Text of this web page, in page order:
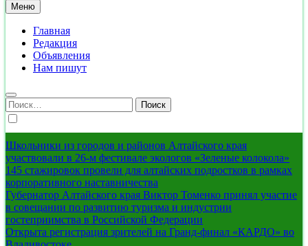
Меню
Главная
Редакция
Объявления
Нам пишут
Найти:
Школьники из городов и районов Алтайского края
участвовали в 26-м фестивале экологов «Зеленые колокола»
145 стажировок провели для алтайских подростков в рамках
корпоративного наставничества
Губернатор Алтайского края Виктор Томенко принял участие
в совещании по развитию туризма и индустрии
гостеприимства в Российской Федерации
Открыта регистрация зрителей на Гранд-финал «КАРДО» во